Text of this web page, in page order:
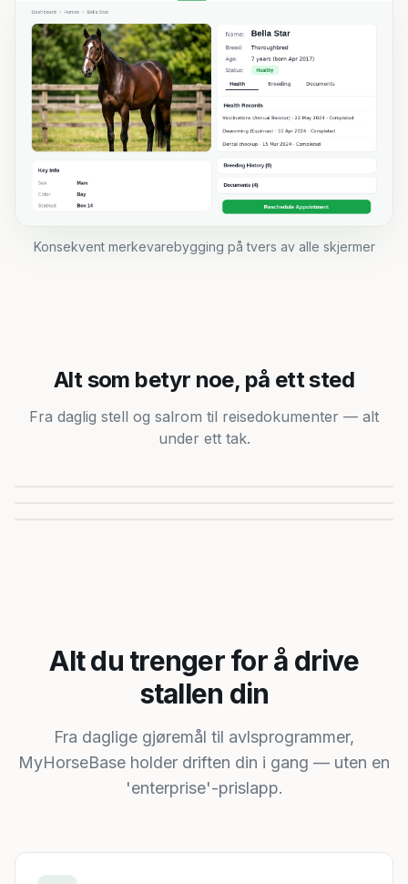
Konsekvent merkevarebygging på tvers av alle skjermer
Alt som betyr noe, på ett sted
Fra daglig stell og salrom til reisedokumenter — alt
under ett tak.
Alt du trenger for å drive
stallen din
Fra daglige gjøremål til avlsprogrammer,
MyHorseBase holder driften din i gang — uten en
'enterprise'-prislapp.